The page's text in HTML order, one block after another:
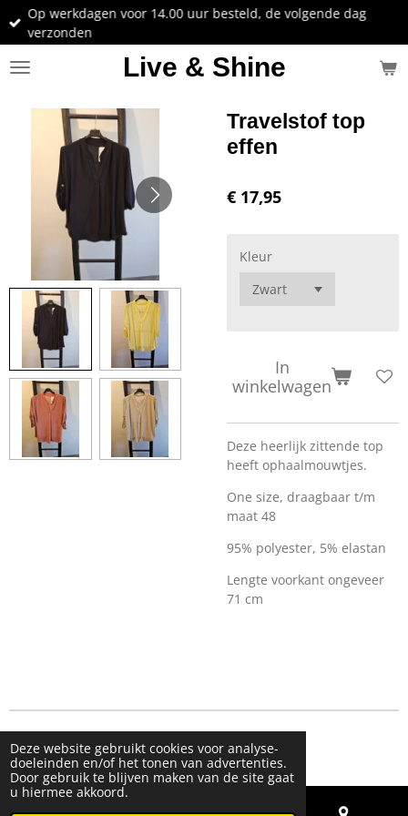
Deze website gebruikt cookies voor analyse-
doeleinden en/of het tonen van advertenties.
Door gebruik te blijven maken van de site gaat
u hiermee akkoord.
Ga
direct
de
Live & Shine
Op werkdagen voor 14.00 uur besteld, de volgende dag
verzonden
Travelstof top
effen
€ 17,95
Kleur
In
winkelwagen
Deze heerlijk zittende top
heeft ophaalmouwtjes.
One size, draagbaar t/m
maat 48
95% polyester, 5% elastan
Lengte voorkant ongeveer
71 cm
© 2023 - 2026 Live & Shine
Powered byJouwWeb